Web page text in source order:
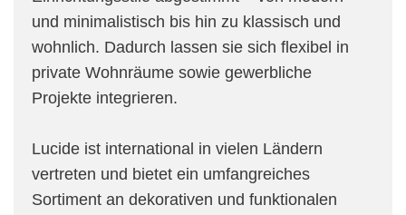
und minimalistisch bis hin zu klassisch und
wohnlich. Dadurch lassen sie sich flexibel in
private Wohnräume sowie gewerbliche
Projekte integrieren.
Lucide ist international in vielen Ländern
vertreten und bietet ein umfangreiches
Sortiment an dekorativen und funktionalen